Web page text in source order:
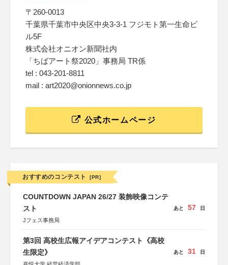
〒260-0013
千葉県千葉市中央区中央3-3-1 フジモト第一生命ビ
ル5F
株式会社オニオン新聞社内
「ちばアート祭2020」事務局 TR係
tel : 043-201-8811
mail : art2020@onionnews.co.jp
公式ホームページ
おすすめのコンテスト [PR]
COUNTDOWN JAPAN 26/27 装飾映像コンテ
スト
Jフェス事務局
あと 57 日
第3回 高校生広報アイデアコンテスト《高校
生限定》
あと 31 日